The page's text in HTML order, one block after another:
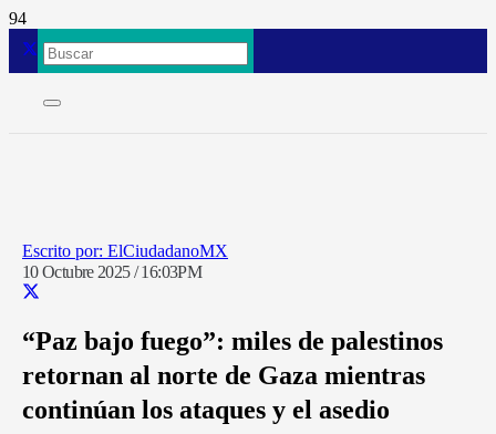
ElCiudadanoMX
10 Octubre 2025 / 16:03PM
“Paz bajo fuego”: miles de palestinos
retornan al norte de Gaza mientras
continúan los ataques y el asedio